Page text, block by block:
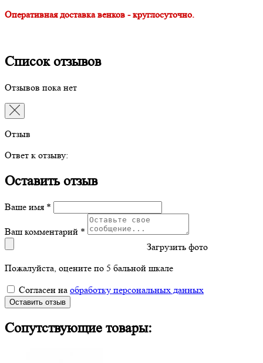
Оперативная доставка венков - круглосуточно.
Список отзывов
Отзывов пока нет
Отзыв
Ответ к отзыву:
Оставить отзыв
Ваше имя *
Ваш комментарий *
Загрузить фото
Пожалуйста, оцените по 5 бальной шкале
Согласен на обработку персональных данных
Оставить отзыв
Сопутствующие товары: